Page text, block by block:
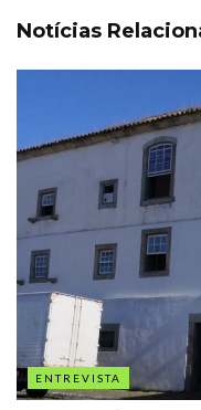
Notícias
ENTREVISTA